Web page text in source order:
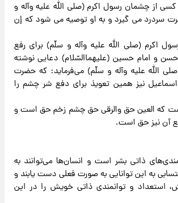
کسی از چشمان رسول اکرم (صلی الله علیه وآله و
سردرد می گیرد و به او توصیه می شود که إن
اکرم (صلی الله علیه وآله و سلّم) برای رفع
و امام حسین (علیهماالسّلام) دعایی نوشته
الله علیه وآله و سلّم) می‌فرماید: که حضرت
نیز همین تعویذ برای دفع شر چشم را
است که العین حق والرقی حق چشم زخم حق است و
آن نیز حق است.
ذاتی بشر است و انسان‌ها می‌توانند به
به این توانایی به صورت فعلی دست یابند و
استعداد و توانمندی ذاتی خویش را در این